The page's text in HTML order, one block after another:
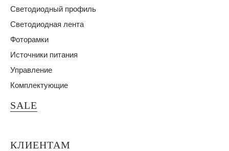
Светодиодный профиль
Светодиодная лента
Фоторамки
Источники питания
Управление
Комплектующие
SALE
КЛИЕНТАМ